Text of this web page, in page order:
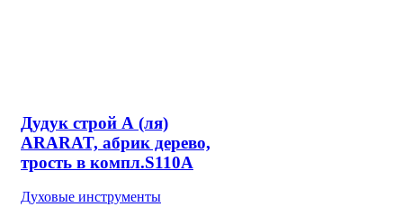
Дудук строй А (ля)
ARARAT, абрик дерево,
трость в компл.S110A
Духовые инструменты